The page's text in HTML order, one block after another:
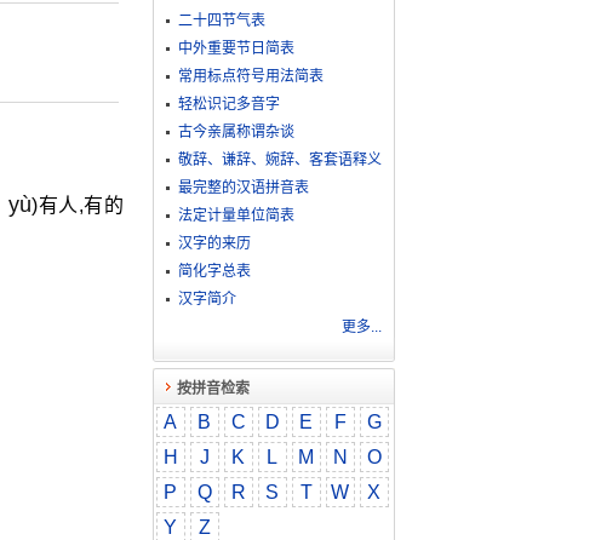
yù)有人,有的
二十四节气表
中外重要节日简表
常用标点符号用法简表
轻松识记多音字
古今亲属称谓杂谈
敬​辞​、​谦​辞​、​婉​辞​、​客​套​语​释​义
最完整的汉语拼音表
法定计量单位简表
汉字的来历
简化字总表
汉字简介
更多...
按拼音检索
A B C D E F
G
H
J K L M N
O
P
Q R S T W
X
Y
Z